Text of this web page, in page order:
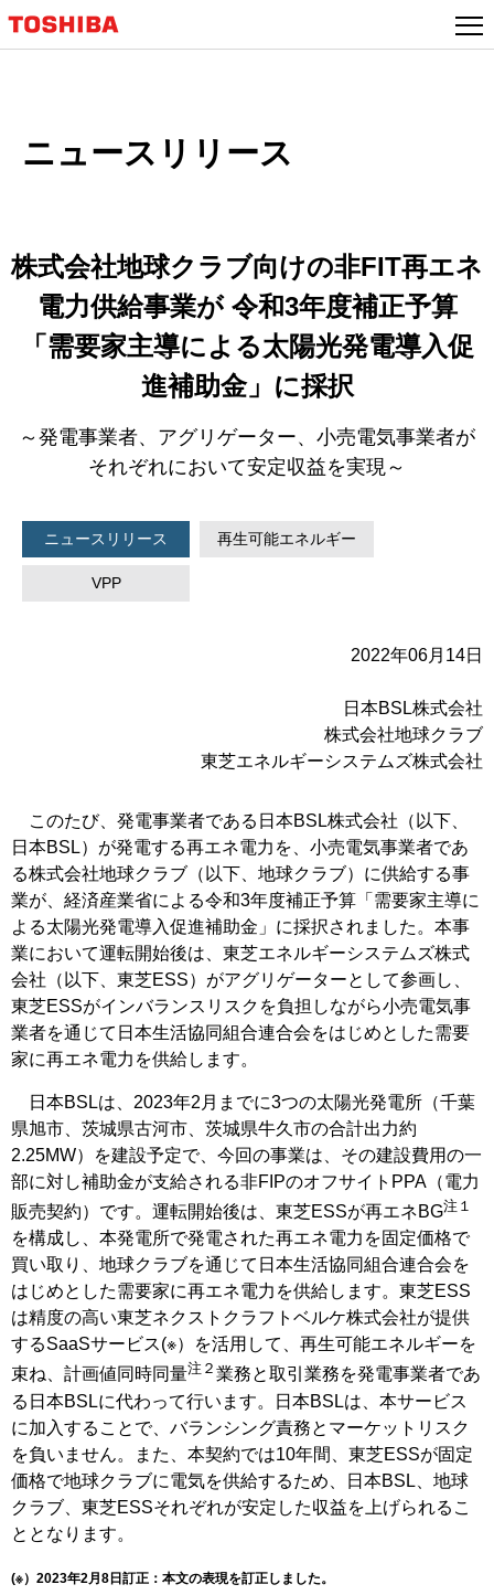
ン
プ
ニュースリリース
株式会社地球クラブ向けの非FIT再エネ
電力供給事業が 令和3年度補正予算
「需要家主導による太陽光発電導入促
進補助金」に採択
～発電事業者、アグリゲーター、小売電気事業者が
それぞれにおいて安定収益を実現～
ニュースリリース 再生可能エネルギー
VPP
2022年06月14日
日本BSL株式会社
株式会社地球クラブ
東芝エネルギーシステムズ株式会社
このたび、発電事業者である日本BSL株式会社（以下、
日本BSL）が発電する再エネ電力を、小売電気事業者であ
る株式会社地球クラブ（以下、地球クラブ）に供給する事
業が、経済産業省による令和3年度補正予算「需要家主導に
よる太陽光発電導入促進補助金」に採択されました。本事
業において運転開始後は、東芝エネルギーシステムズ株式
会社（以下、東芝ESS）がアグリゲーターとして参画し、
東芝ESSがインバランスリスクを負担しながら小売電気事
業者を通じて日本生活協同組合連合会をはじめとした需要
家に再エネ電力を供給します。
日本BSLは、2023年2月までに3つの太陽光発電所（千葉
県旭市、茨城県古河市、茨城県牛久市の合計出力約
2.25MW）を建設予定で、今回の事業は、その建設費用の一
部に対し補助金が支給される非FIPのオフサイトPPA（電力
販売契約）です。運転開始後は、東芝ESSが再エネBG注１
を構成し、本発電所で発電された再エネ電力を固定価格で
買い取り、地球クラブを通じて日本生活協同組合連合会を
はじめとした需要家に再エネ電力を供給します。東芝ESS
は精度の高い東芝ネクストクラフトベルケ株式会社が提供
するSaaSサービス(※）を活用して、再生可能エネルギーを
束ね、計画値同時同量注２ 業務と取引業務を発電事業者であ
る日本BSLに代わって行います。日本BSLは、本サービス
に加入することで、バランシング責務とマーケットリスク
を負いません。また、本契約では10年間、東芝ESSが固定
価格で地球クラブに電気を供給するため、日本BSL、地球
クラブ、東芝ESSそれぞれが安定した収益を上げられるこ
ととなります。
(※）2023年2月8日訂正：本文の表現を訂正しました。